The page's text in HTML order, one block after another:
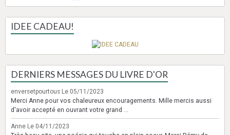
IDEE CADEAU!
DERNIERS MESSAGES DU LIVRE D'OR
enversetpourtous Le 05/11/2023
Merci Anne pour vos chaleureux encouragements. Mille mercis aussi
d'avoir accepté en ouvrant votre grand ...
Anne Le 04/11/2023